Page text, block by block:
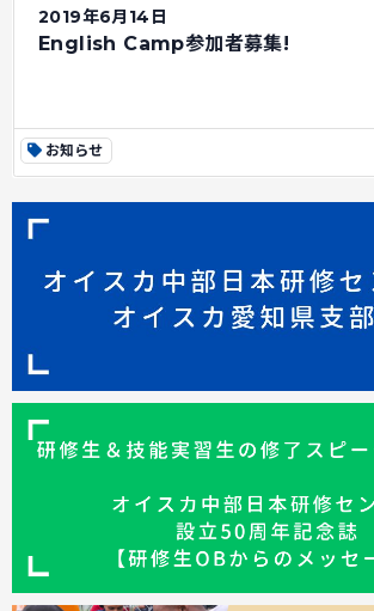
2019年6月14日
English Camp参加者募集!
お知らせ